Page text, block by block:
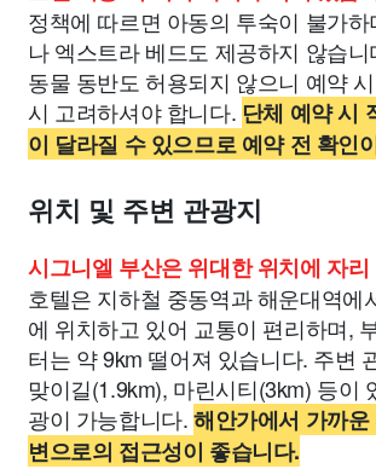
정책에 따르면 아동의 투숙이 불가
나 엑스트라 베드도 제공하지 않습니
동물 동반도 허용되지 않으니 예약
시 고려하셔야 합니다. 단체 예약 시
이 달라질 수 있으므로 예약 전 확인
위치 및 주변 관광지
시그니엘 부산은 위대한 위치에 자
호텔은 지하철 중동역과 해운대역에
에 위치하고 있어 교통이 편리하며,
터는 약 9km 떨어져 있습니다. 주변
맞이길(1.9km), 마린시티(3km) 등이
광이 가능합니다.해안가에서 가까
변으로의 접근성이 좋습니다.